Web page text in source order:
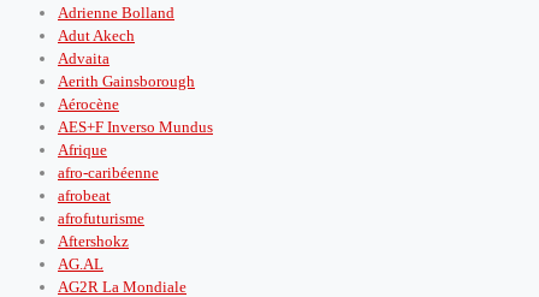
Adrienne Bolland
Adut Akech
Advaita
Aerith Gainsborough
Aérocène
AES+F Inverso Mundus
Afrique
afro-caribéenne
afrobeat
afrofuturisme
Aftershokz
AG.AL
AG2R La Mondiale